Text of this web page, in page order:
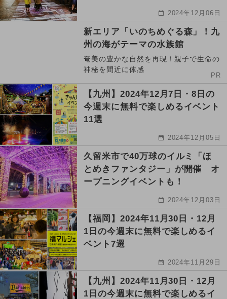
2024年12月06日
新エリア「いのちめぐる森」！九
州の海がテーマの水族館
奄美の豊かな自然を再現！親子で生命の
神秘を間近に体感
PR
【九州】2024年12月7日・8日の
今週末に無料で楽しめるイベント
11選
2024年12月05日
久留米市で40万球のイルミ「ほ
とめきファンタジー」が開催 オ
ープニングイベントも！
2024年12月03日
【福岡】2024年11月30日・12月
1日の今週末に無料で楽しめるイ
ベント7選
2024年11月29日
【九州】2024年11月30日・12月
1日の今週末に無料で楽しめるイ